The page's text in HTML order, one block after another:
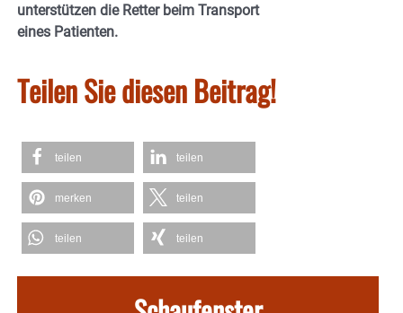
unterstützen die Retter beim Transport
eines Patienten.
Teilen Sie diesen Beitrag!
teilen teilen
merken teilen
teilen teilen